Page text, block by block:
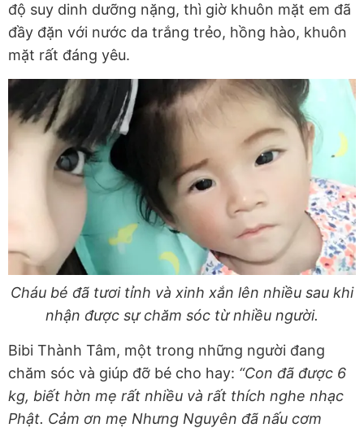
độ suy dinh dưỡng nặng, thì giờ khuôn mặt em đã
đầy đặn với nước da trắng trẻo, hồng hào, khuôn
mặt rất đáng yêu.
Cháu bé đã tươi tỉnh và xinh xắn lên nhiều sau khi
nhận được sự chăm sóc từ nhiều người.
Bibi Thành Tâm, một trong những người đang
chăm sóc và giúp đỡ bé cho hay: “Con đã được 6
kg, biết hờn mẹ rất nhiều và rất thích nghe nhạc
Phật. Cảm ơn mẹ Nhưng Nguyên đã nấu cơm